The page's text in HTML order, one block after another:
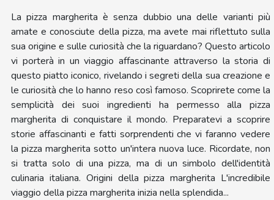
La pizza margherita è senza dubbio una delle varianti più
amate e conosciute della pizza, ma avete mai riflettuto sulla
sua origine e sulle curiosità che la riguardano? Questo articolo
vi porterà in un viaggio affascinante attraverso la storia di
questo piatto iconico, rivelando i segreti della sua creazione e
le curiosità che lo hanno reso così famoso. Scoprirete come la
semplicità dei suoi ingredienti ha permesso alla pizza
margherita di conquistare il mondo. Preparatevi a scoprire
storie affascinanti e fatti sorprendenti che vi faranno vedere
la pizza margherita sotto un'intera nuova luce. Ricordate, non
si tratta solo di una pizza, ma di un simbolo dell'identità
culinaria italiana. Origini della pizza margherita L'incredibile
viaggio della pizza margherita inizia nella splendida...